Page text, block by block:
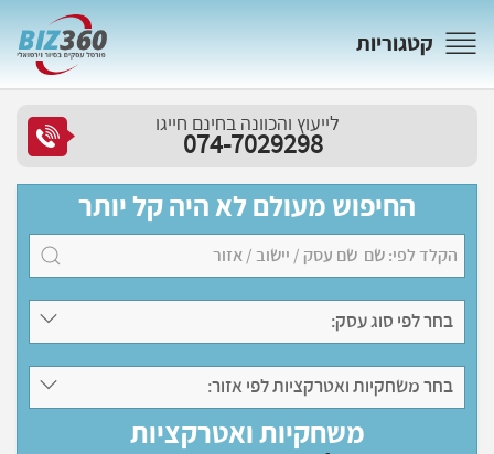
קטגוריות
לייעוץ והכוונה בחינם חייגו
074-7029298
החיפוש מעולם לא היה קל יותר
בחר לפי סוג עסק:
בחר משחקיות ואטרקציות לפי אזור:
משחקיות ואטרקציות